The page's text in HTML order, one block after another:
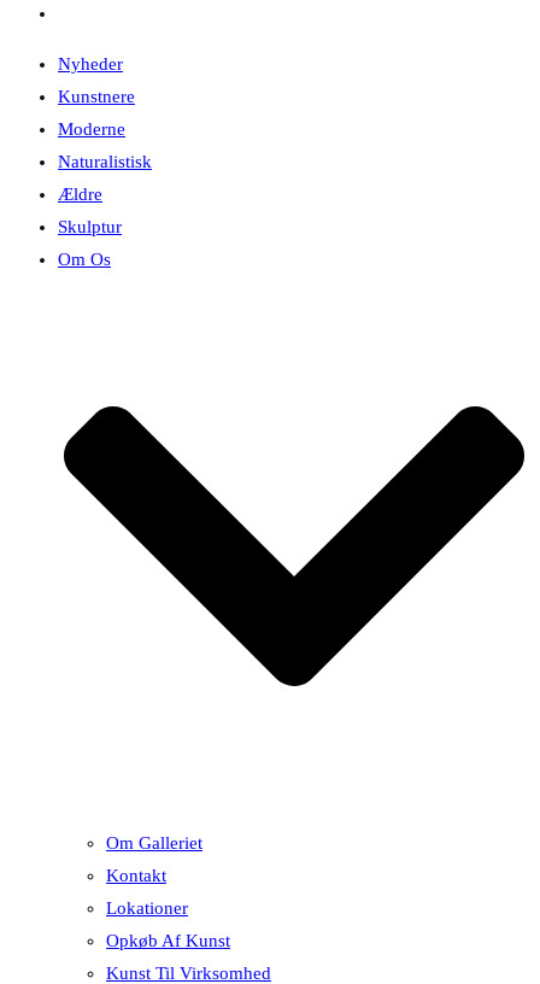
Nyheder
Kunstnere
Moderne
Naturalistisk
Ældre
Skulptur
Om Os
Om Galleriet
Kontakt
Lokationer
Opkøb Af Kunst
Kunst Til Virksomhed